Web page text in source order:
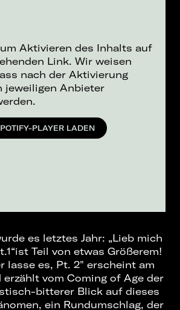
Aktivieren des Inhalts auf
Link. Wir weisen
nach der Aktivierung
jeweiligen Anbieter
PLAYER LADEN
es letztes Jahr: „Lieb mich
Teil von etwas Größerem!
lasse es, Pt. 2" erscheint am
erzählt vom Coming of Age der
bitterer Blick auf dieses
ein Rundumschlag, der